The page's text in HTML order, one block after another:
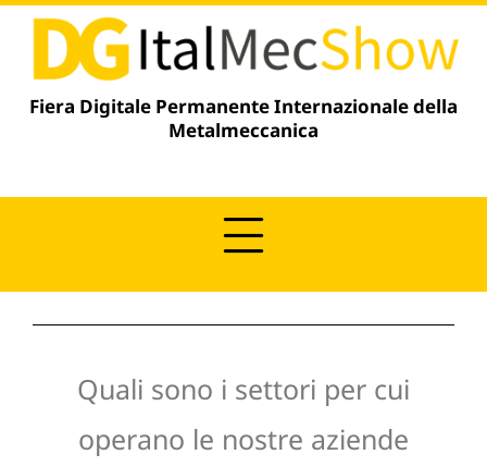
contenuto
Vai
contenuto
Fiera Digitale Permanente Internazionale della
Metalmeccanica
Quali sono i settori per cui
operano le nostre aziende